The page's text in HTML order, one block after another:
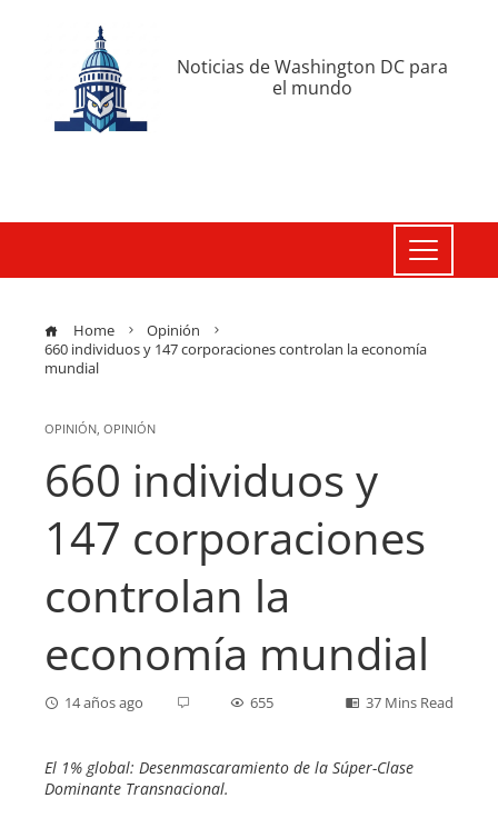
Noticias de Washington DC para
el mundo
Home
Opinión
660 individuos y 147 corporaciones controlan la economía
mundial
OPINIÓN OPINIÓN
660 individuos y
147 corporaciones
controlan la
economía mundial
14 años ago 655 37 Mins Read
El 1% global: Desenmascaramiento de la Súper-Clase
Dominante Transnacional.